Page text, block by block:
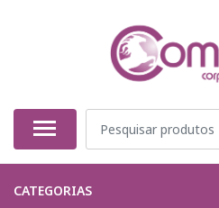
CATEGORIAS